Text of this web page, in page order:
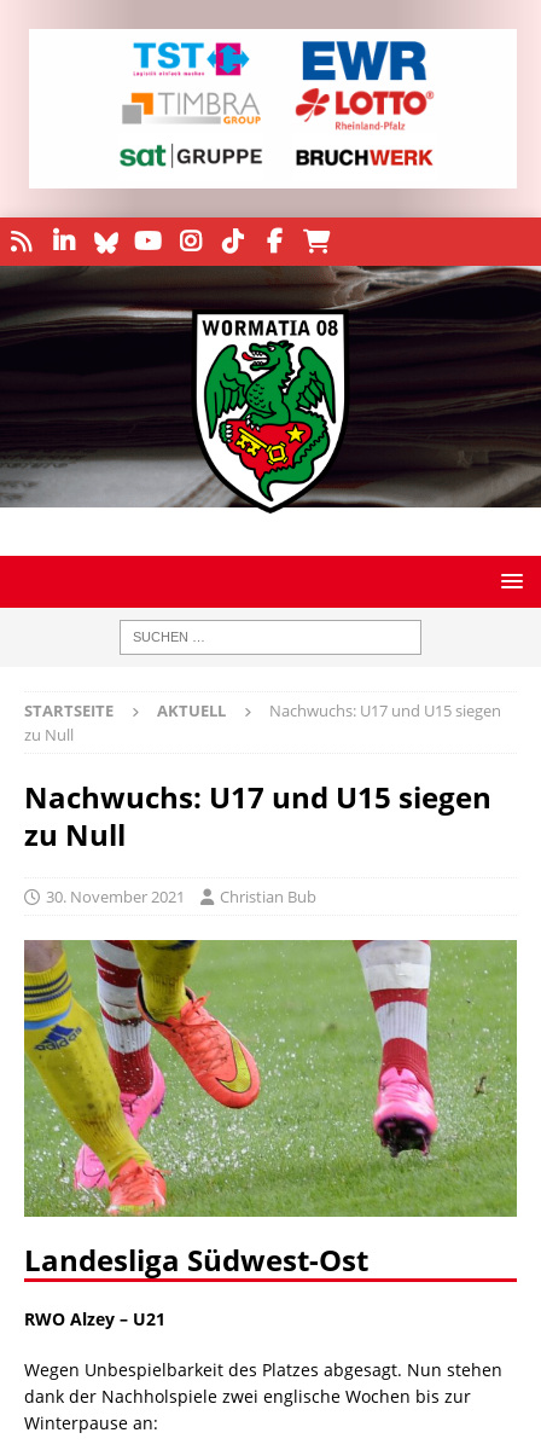
STARTSEITE AKTUELL
Nachwuchs: U17 und U15 siegen
zu Null
Nachwuchs: U17 und U15 siegen
zu Null
30. November 2021 Christian Bub
Landesliga Südwest-Ost
RWO Alzey – U21
Wegen Unbespielbarkeit des Platzes abgesagt. Nun stehen
dank der Nachholspiele zwei englische Wochen bis zur
Winterpause an: